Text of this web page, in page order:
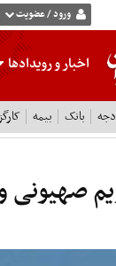
ورود / عضویت
اخبار و رویدادها
بانک بیمه
صهیونی